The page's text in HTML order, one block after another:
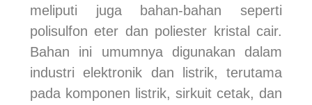
meliputi juga bahan-bahan seperti
polisulfon eter dan poliester kristal cair.
Bahan ini umumnya digunakan dalam
industri elektronik dan listrik, terutama
pada komponen listrik, sirkuit cetak, dan